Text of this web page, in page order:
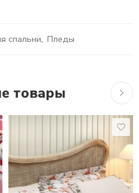
спальни, Пледы
товары